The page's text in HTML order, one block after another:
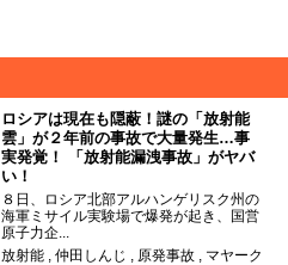
ロシアは現在も隠蔽！謎の「放射能
雲」が２年前の事故で大量発生…事
実発覚！ 「放射能漏洩事故」がヤバ
い！
８日、ロシア北部アルハンゲリスク州の
海軍ミサイル実験場で爆発が起き、国営
原子力企...
放射能
仲田しんじ 原発事故
マヤーク